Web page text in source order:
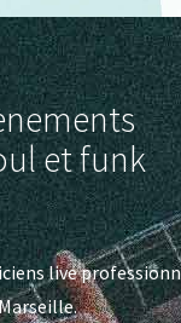
et funk
live